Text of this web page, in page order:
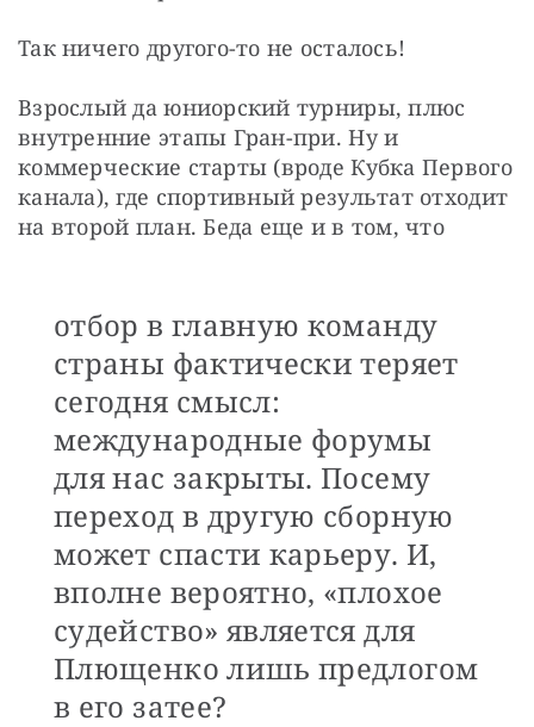
Так ничего другого-то не осталось!
Взрослый да юниорский турниры, плюс
внутренние этапы Гран-при. Ну и
коммерческие старты (вроде Кубка Первого
канала), где спортивный результат отходит
на второй план. Беда еще и в том, что
отбор в главную команду
страны фактически теряет
сегодня смысл:
международные форумы
для нас закрыты. Посему
переход в другую сборную
может спасти карьеру. И,
вполне вероятно, «плохое
судейство» является для
Плющенко лишь предлогом
в его затее?